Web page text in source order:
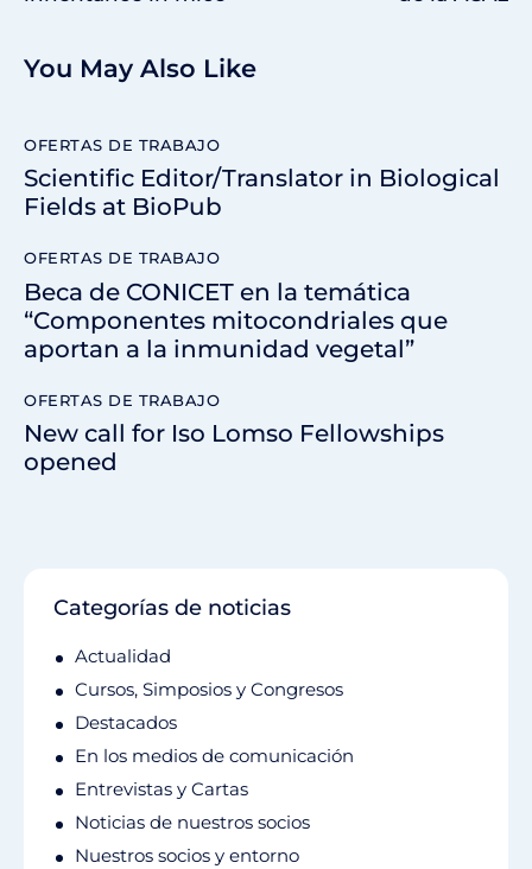
You May Also Like
OFERTAS DE TRABAJO
Scientific Editor/Translator in Biological
Fields at BioPub
OFERTAS DE TRABAJO
Beca de CONICET en la temática
“Componentes mitocondriales que
aportan a la inmunidad vegetal”
OFERTAS DE TRABAJO
New call for Iso Lomso Fellowships
opened
Categorías de noticias
Actualidad
Cursos, Simposios y Congresos
Destacados
En los medios de comunicación
Entrevistas y Cartas
Noticias de nuestros socios
Nuestros socios y entorno